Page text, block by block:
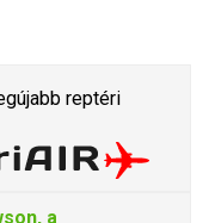
reptéri
, a